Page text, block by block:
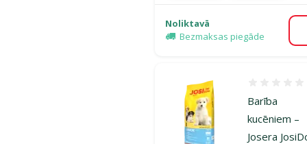
Noliktavā
Bezmaksas piegāde
Barība
kucēniem –
Josera